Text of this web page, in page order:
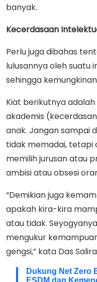
banyak.
Kecerdasaan
Perlu juga dibahas
lulusannya oleh suatu
sehingga
Kiat berikutnya
akademis
anak. Jangan sampai
tidak memadai, tetapi
memilih jurusan atau
ambisi atau obsesi
“Demikian juga
apakah kira-kira
atau tidak.
mengukur
gengsi,” kata Das
Dukung Net Zero
ESDM dan